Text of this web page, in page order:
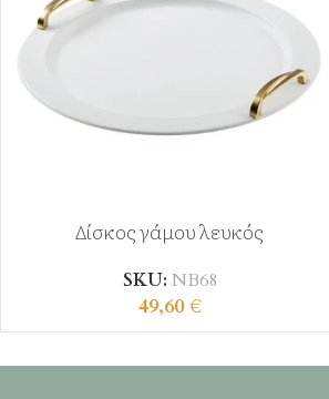
Δίσκος γάμου λευκός
SKU: ΝΒ68
49,60€